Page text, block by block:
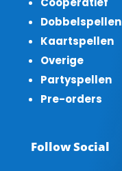
Dobbelspellen
Kaartspellen
Overige
Partyspellen
Pre-orders
Follow Social